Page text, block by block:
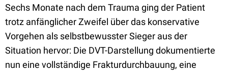
Sechs Monate nach dem Trauma ging der Patient
trotz anfänglicher Zweifel über das konservative
Vorgehen als selbstbewusster Sieger aus der
Situation hervor: Die DVT-Darstellung dokumentierte
nun eine vollständige Frakturdurchbauung, eine